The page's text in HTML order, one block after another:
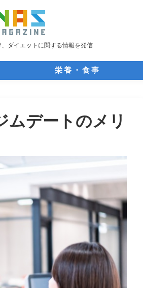
ダイエットに関する情報を発信
栄養・食事
ムデートのメリ